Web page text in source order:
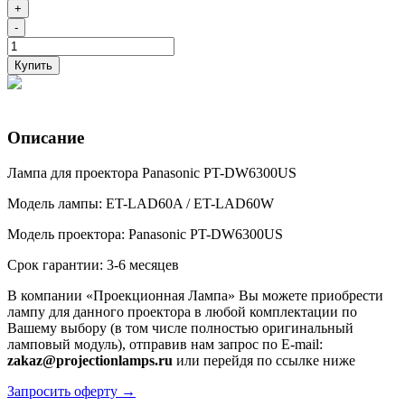
+
-
Купить
Описание
Лампа для проектора Panasonic PT-DW6300US
Модель лампы: ET-LAD60A / ET-LAD60W
Модель проектора: Panasonic PT-DW6300US
Срок гарантии: 3-6 месяцев
В компании «Проекционная Лампа» Вы можете приобрести
лампу для данного проектора в любой комплектации по
Вашему выбору (в том числе полностью оригинальный
ламповый модуль), отправив нам запрос по E-mail:
zakaz@projectionlamps.ru или перейдя по ссылке ниже
Запросить оферту →